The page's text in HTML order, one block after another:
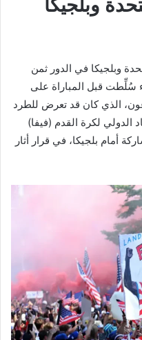
وبلجيكا
وبلجيكا في الدور ثمن
سُلِّطت قبل المباراة على
الذي كان قد تعرض للطرد
الدولي لكرة القدم (فيفا)
أمام بلجيكا، في قرار أثار